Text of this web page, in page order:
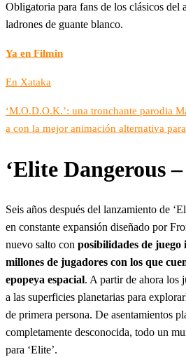
Obligatoria para fans de los clásicos del
ladrones de guante blanco.
Ya en Filmin
En Xataka
‘M.O.D.O.K.’: una tronchante parodia
a con la mejor animación alternativa
‘Elite Dangerous –
Seis años después del lanzamiento de
en constante expansión diseñado por
nuevo salto con posibilidades de juego
millones de jugadores con los que
epopeya espacial. A partir de ahora los
a las superficies planetarias para
de primera persona. De asentamientos
completamente desconocida, todo un
para ‘Elite’.